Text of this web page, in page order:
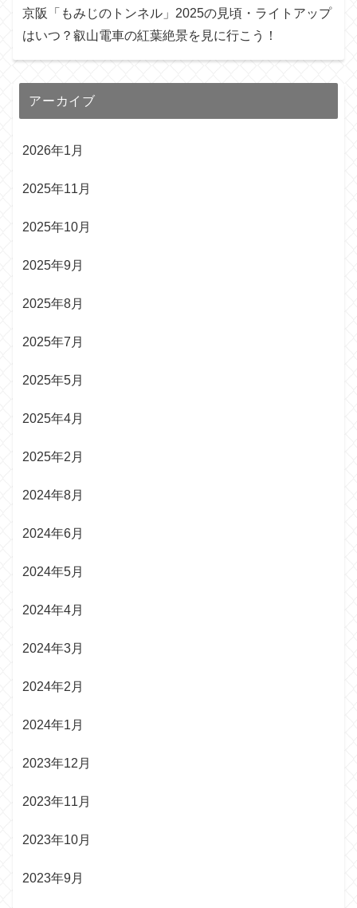
京阪「もみじのトンネル」2025の見頃・ライトアップ
はいつ？叡山電車の紅葉絶景を見に行こう！
アーカイブ
2026年1月
2025年11月
2025年10月
2025年9月
2025年8月
2025年7月
2025年5月
2025年4月
2025年2月
2024年8月
2024年6月
2024年5月
2024年4月
2024年3月
2024年2月
2024年1月
2023年12月
2023年11月
2023年10月
2023年9月